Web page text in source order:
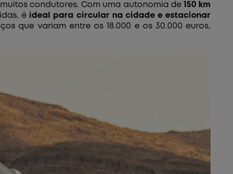
condutores. Com uma autonomia de
150 km
é ideal para circular na cidade e estacionar
que variam entre os 18.000 e os 30.000 euros,